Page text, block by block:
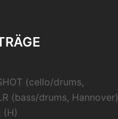
(cello/drums,
(bass/drums, Hannover)
(H)